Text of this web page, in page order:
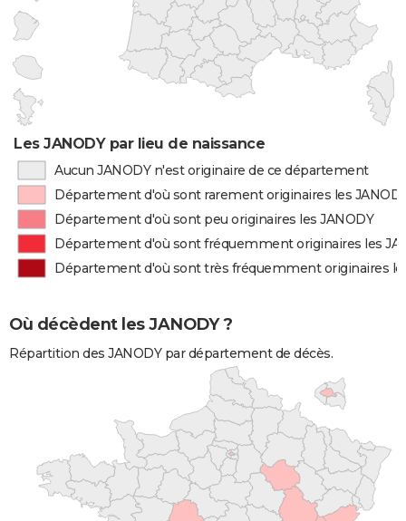
Les JANODY par lieu de naissance
Aucun JANODY n'est originaire de ce département
Département d'où sont rarement originaires les
Département d'où sont peu originaires les JANODY
Département d'où sont fréquemment originaires les
Département d'où sont très fréquemment originaires
Où décèdent les JANODY ?
Répartition des JANODY par département de décès.